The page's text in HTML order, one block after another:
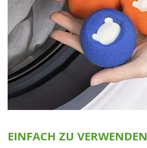
EINFACH ZU VERWENDEN